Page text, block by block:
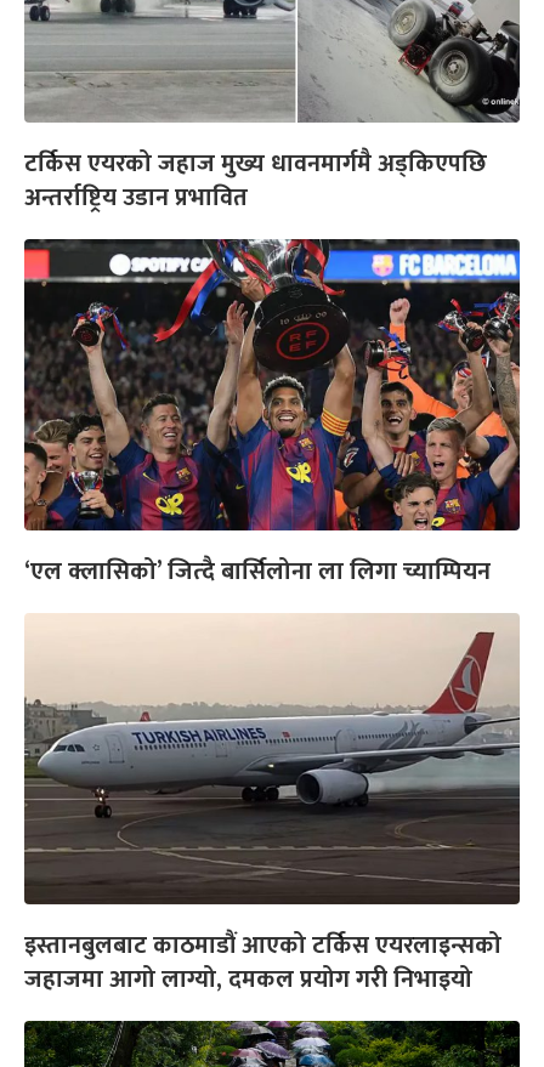
टर्किस एयरको जहाज मुख्य धावनमार्गमै अड्किएपछि
अन्तर्राष्ट्रिय उडान प्रभावित
‘एल क्लासिको’ जित्दै बार्सिलोना ला लिगा च्याम्पियन
इस्तानबुलबाट काठमाडौं आएको टर्किस एयरलाइन्सको
जहाजमा आगो लाग्यो, दमकल प्रयोग गरी निभाइयो